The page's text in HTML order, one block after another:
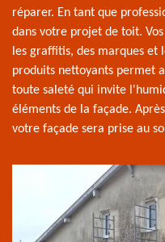
réparer. En tant que
dans votre projet de toit.
les graffitis, des marques et
produits nettoyants permet
toute saleté qui invite
éléments de la façade.
votre façade sera prise au